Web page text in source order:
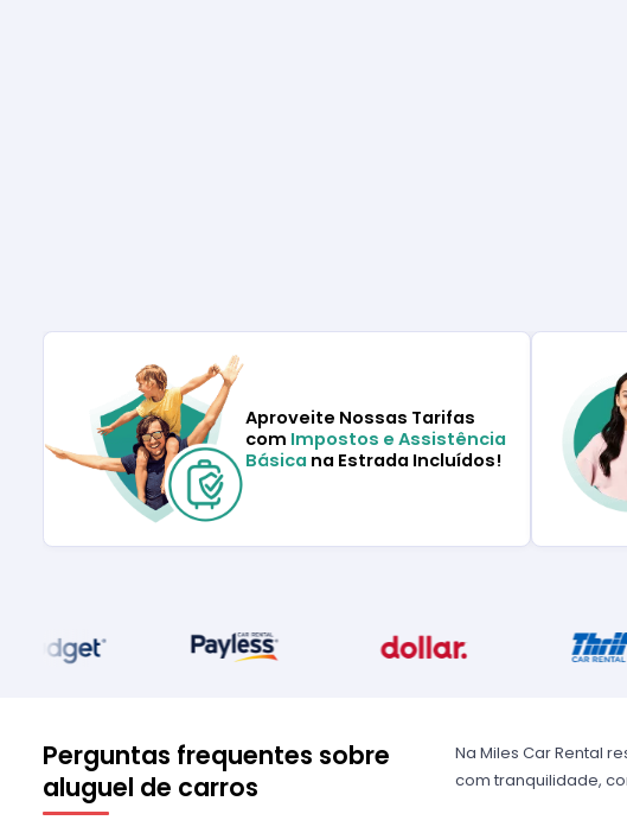
Aproveite Nossas Tarifas
com Impostos e Assistência
Básica na Estrada Incluídos!
Perguntas frequentes sobre
aluguel de carros
Na Miles Car Rental
com tranquilidade,